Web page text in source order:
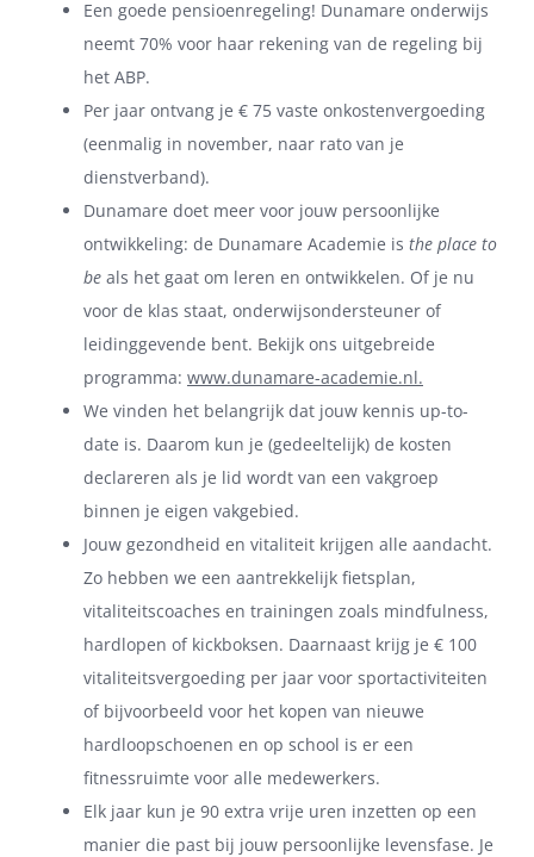
Een goede pensioenregeling! Dunamare onderwijs
neemt 70% voor haar rekening van de regeling bij
het ABP.
Per jaar ontvang je € 75 vaste onkostenvergoeding
(eenmalig in november, naar rato van je
dienstverband).
Dunamare doet meer voor jouw persoonlijke
ontwikkeling: de Dunamare Academie is the place to
be als het gaat om leren en ontwikkelen. Of je nu
voor de klas staat, onderwijsondersteuner of
leidinggevende bent. Bekijk ons uitgebreide
programma: www.dunamare-academie.nl.
We vinden het belangrijk dat jouw kennis up-to-
date is. Daarom kun je (gedeeltelijk) de kosten
declareren als je lid wordt van een vakgroep
binnen je eigen vakgebied.
Jouw gezondheid en vitaliteit krijgen alle aandacht.
Zo hebben we een aantrekkelijk fietsplan,
vitaliteitscoaches en trainingen zoals mindfulness,
hardlopen of kickboksen. Daarnaast krijg je € 100
vitaliteitsvergoeding per jaar voor sportactiviteiten
of bijvoorbeeld voor het kopen van nieuwe
hardloopschoenen en op school is er een
fitnessruimte voor alle medewerkers.
Elk jaar kun je 90 extra vrije uren inzetten op een
manier die past bij jouw persoonlijke levensfase. Je